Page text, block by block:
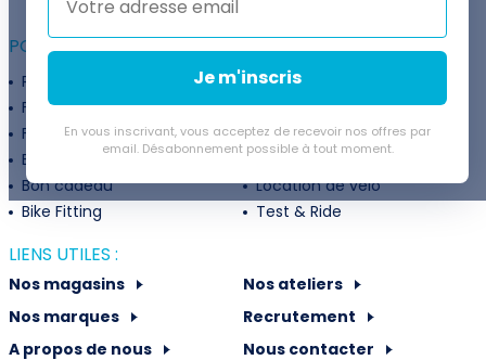
POUR ALLER PLUS LOIN :
Programme fidélité
Entreprises
Financement
Services
Flexibilité de paiement
Subventions
Extension de garantie
Politique de retour
Bon cadeau
Location de vélo
Bike Fitting
Test & Ride
LIENS UTILES :
Nos magasins
Nos ateliers
Nos marques
Recrutement
A propos de nous
Nous contacter
Je m'inscris
En vous inscrivant, vous acceptez de recevoir nos offres par
email. Désabonnement possible à tout moment.